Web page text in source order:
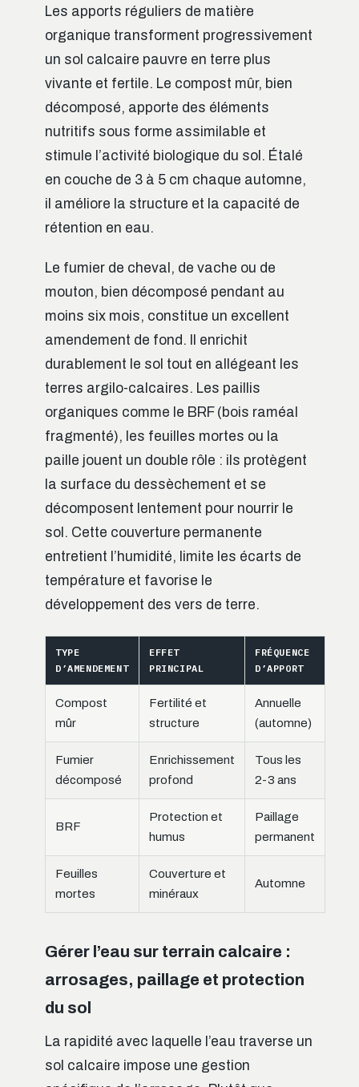
Les apports réguliers de matière
organique transforment progressivement
un sol calcaire pauvre en terre plus
vivante et fertile. Le compost mûr, bien
décomposé, apporte des éléments
nutritifs sous forme assimilable et
stimule l’activité biologique du sol. Étalé
en couche de 3 à 5 cm chaque automne,
il améliore la structure et la capacité de
rétention en eau.
Le fumier de cheval, de vache ou de
mouton, bien décomposé pendant au
moins six mois, constitue un excellent
amendement de fond. Il enrichit
durablement le sol tout en allégeant les
terres argilo-calcaires. Les paillis
organiques comme le BRF (bois raméal
fragmenté), les feuilles mortes ou la
paille jouent un double rôle : ils protègent
la surface du dessèchement et se
décomposent lentement pour nourrir le
sol. Cette couverture permanente
entretient l’humidité, limite les écarts de
température et favorise le
développement des vers de terre.
TYPE
D’AMENDEMENT
EFFET
PRINCIPAL
FRÉQUENCE
D’APPORT
Compost
mûr
Fertilité et
structure
Annuelle
(automne)
Fumier
décomposé
Enrichissement
profond
Tous les
2-3 ans
BRF
Protection et
humus
Paillage
permanent
Feuilles
mortes
Couverture et
minéraux
Automne
Gérer l’eau sur terrain calcaire :
arrosages, paillage et protection
du sol
La rapidité avec laquelle l’eau traverse un
sol calcaire impose une gestion